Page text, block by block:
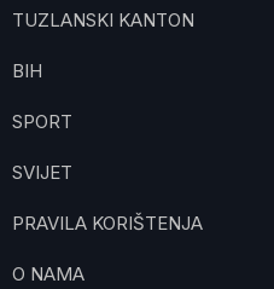
TUZLANSKI KANTON
BIH
SPORT
SVIJET
PRAVILA KORIŠTENJA
O NAMA